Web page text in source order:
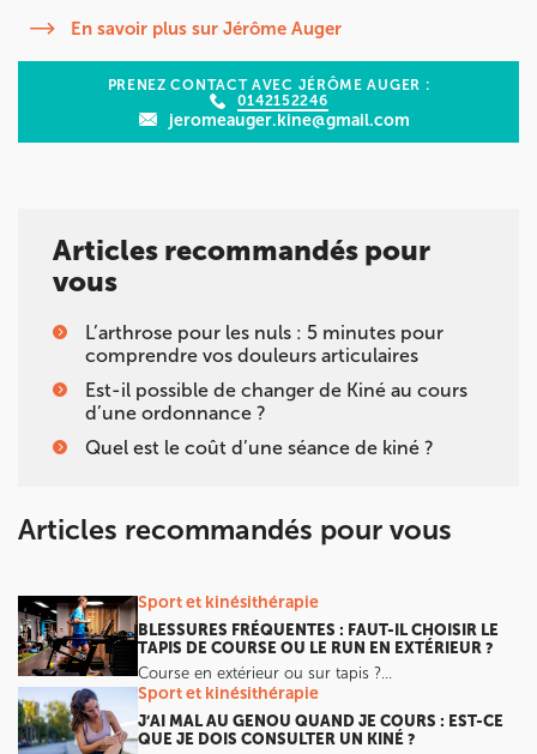
En savoir plus sur Jérôme Auger
PRENEZ CONTACT AVEC JÉRÔME AUGER :
0142152246
jeromeauger.kine@gmail.com
Articles recommandés pour
vous
L’arthrose pour les nuls : 5 minutes pour
comprendre vos douleurs articulaires
Est-il possible de changer de Kiné au cours
d’une ordonnance ?
Quel est le coût d’une séance de kiné ?
Articles recommandés pour vous
Sport et kinésithérapie
BLESSURES FRÉQUENTES : FAUT-IL CHOISIR LE
TAPIS DE COURSE OU LE RUN EN EXTÉRIEUR ?
Course en extérieur ou sur tapis ?…
Sport et kinésithérapie
J’AI MAL AU GENOU QUAND JE COURS : EST-CE
QUE JE DOIS CONSULTER UN KINÉ ?